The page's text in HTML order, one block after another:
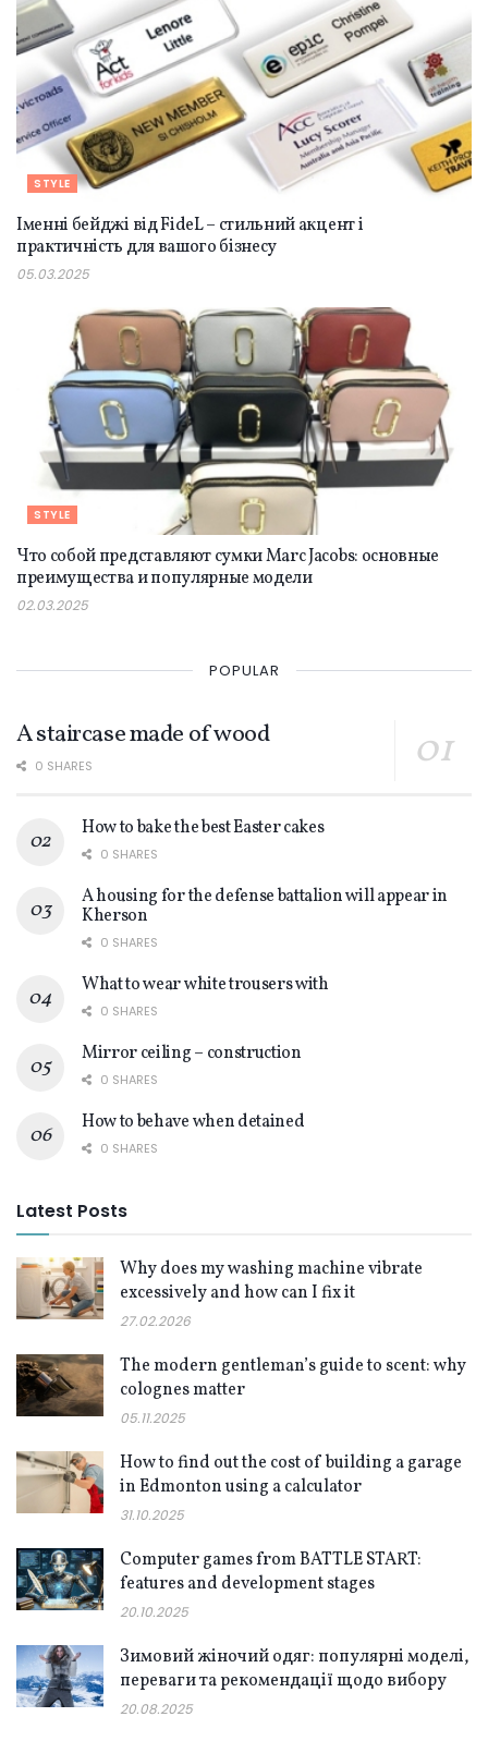
STYLE
Іменні бейджі від FideL – стильний акцент і
практичність для вашого бізнесу
05.03.2025
STYLE
Что собой представляют сумки Marc Jacobs: основные
преимущества и популярные модели
02.03.2025
POPULAR
A staircase made of wood
0 SHARES
How to bake the best Easter cakes
0 SHARES
A housing for the defense battalion will appear in
Kherson
0 SHARES
What to wear white trousers with
0 SHARES
Mirror ceiling – construction
0 SHARES
How to behave when detained
0 SHARES
Latest Posts
Why does my washing machine vibrate
excessively and how can I fix it
27.02.2026
The modern gentleman’s guide to scent: why
colognes matter
05.11.2025
How to find out the cost of building a garage
in Edmonton using a calculator
31.10.2025
Computer games from BATTLE START:
features and development stages
20.10.2025
Зимовий жіночий одяг: популярні моделі,
переваги та рекомендації щодо вибору
20.08.2025